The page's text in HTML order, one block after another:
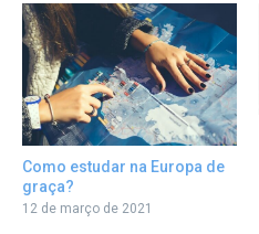
Como estudar na Europa de
graça?
12 de março de 2021